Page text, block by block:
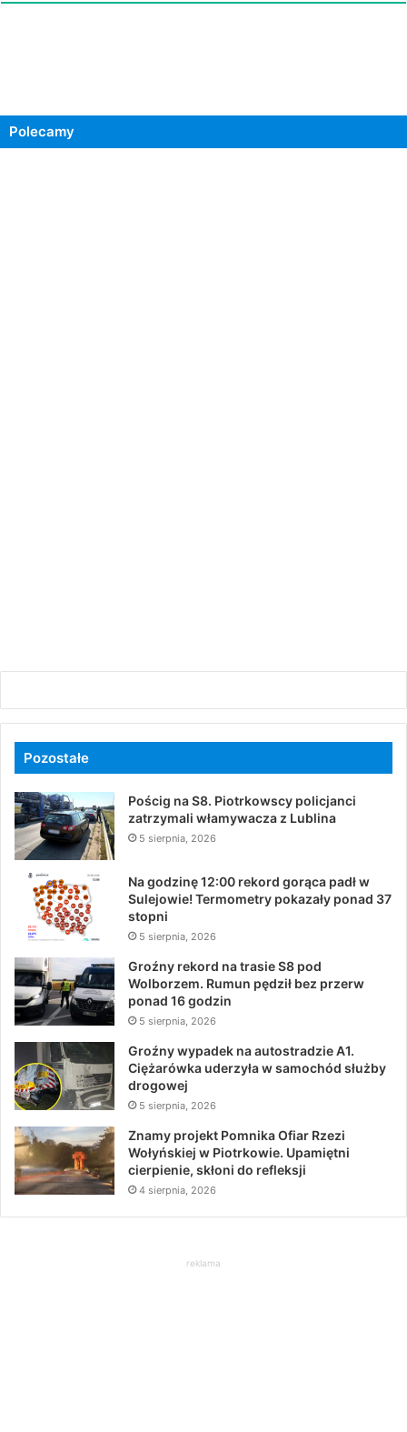
Polecamy
Pozostałe
Pościg na S8. Piotrkowscy policjanci
zatrzymali włamywacza z Lublina
5 sierpnia, 2026
Na godzinę 12:00 rekord gorąca padł w
Sulejowie! Termometry pokazały ponad 37
stopni
5 sierpnia, 2026
Groźny rekord na trasie S8 pod
Wolborzem. Rumun pędził bez przerw
ponad 16 godzin
5 sierpnia, 2026
Groźny wypadek na autostradzie A1.
Ciężarówka uderzyła w samochód służby
drogowej
5 sierpnia, 2026
Znamy projekt Pomnika Ofiar Rzezi
Wołyńskiej w Piotrkowie. Upamiętni
cierpienie, skłoni do refleksji
4 sierpnia, 2026
reklama